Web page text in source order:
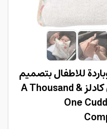
للاطفال بتصميم
بجعة من اي ثاوزند و ون كادلز A Thousand &
One